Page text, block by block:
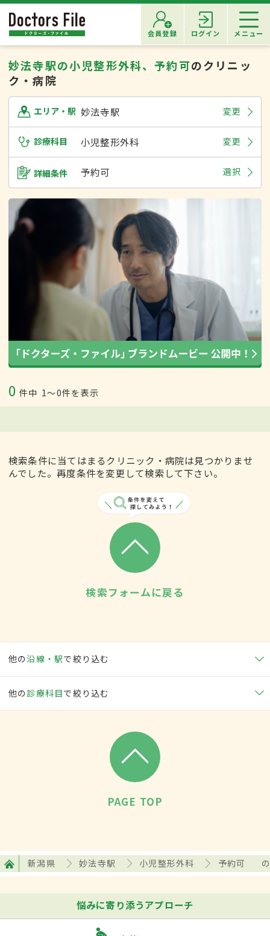
会員登録 ログイン メニュー
妙法寺駅の小児整形外科、予約可のクリニッ
ク・病院
エリア・駅 妙法寺駅 変更
診療科目 小児整形外科 変更
詳細条件 予約可 選択
0 件中 1〜0件を表示
検索条件に当てはまるクリニック・病院は見つかりませ
んでした。再度条件を変更して検索して下さい。
検索フォームに戻る
他の沿線・駅で絞り込む
他の 診療科目で絞り込む
PAGE TOP
新潟県 妙法寺駅 小児整形外科 予約可
悩みに寄り添うアプローチ